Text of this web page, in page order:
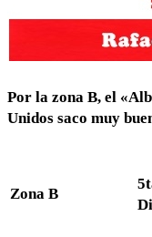
Por la zona B, el
Unidos saco muy
Zona B